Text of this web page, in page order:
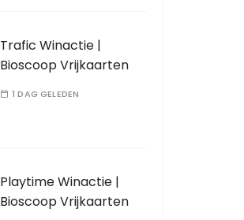
Trafic Winactie |
Bioscoop Vrijkaarten
1 DAG GELEDEN
Playtime Winactie |
Bioscoop Vrijkaarten